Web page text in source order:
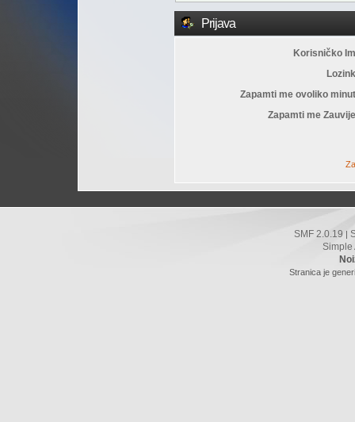
Prijava
Korisničko
Zapamti me ovoliko
Zapamti me
SMF 2.0.19
Simple
Stranica je